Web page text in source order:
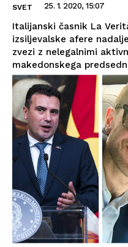
SVET 25. 1. 2020, 15:07
Italijanski časnik La
izsiljevalske afere
zvezi z nelegalnimi
makedonskega